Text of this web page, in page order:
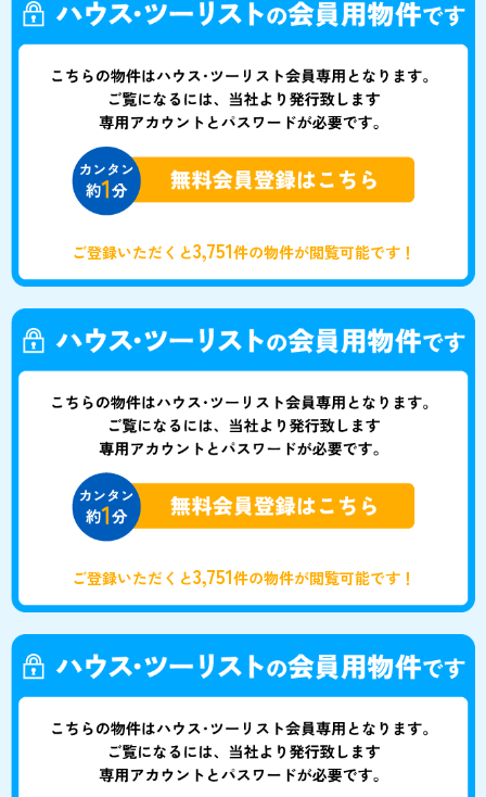
ご登録いただくと3,751件の物件が閲覧可能です！
ご登録いただくと3,751件の物件が閲覧可能です！